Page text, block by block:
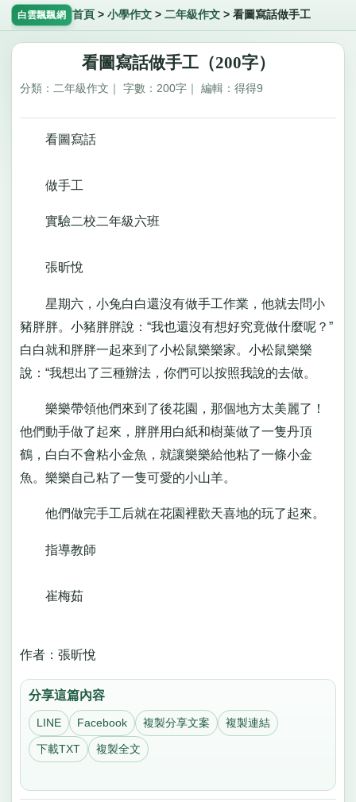
白雲飄飄網 首頁 > 小學作文> 二年級作文> 看圖寫話做手工
看圖寫話做手工（200字）
分類：二年級作文｜ 字數：200字｜ 編輯：得得9
看圖寫話
做手工
實驗二校二年級六班
張昕悅
星期六，小兔白白還沒有做手工作業，他就去問小
豬胖胖。小豬胖胖說：“我也還沒有想好究竟做什麼呢？”
白白就和胖胖一起來到了小松鼠樂樂家。小松鼠樂樂
說：“我想出了三種辦法，你們可以按照我說的去做。
樂樂帶領他們來到了後花園，那個地方太美麗了！
他們動手做了起來，胖胖用白紙和樹葉做了一隻丹頂
鶴，白白不會粘小金魚，就讓樂樂給他粘了一條小金
魚。樂樂自己粘了一隻可愛的小山羊。
他們做完手工后就在花園裡歡天喜地的玩了起來。
指導教師
崔梅茹
作者：張昕悅
分享這篇內容
LINE Facebook 複製分享文案 複製連結
下載TXT 複製全文